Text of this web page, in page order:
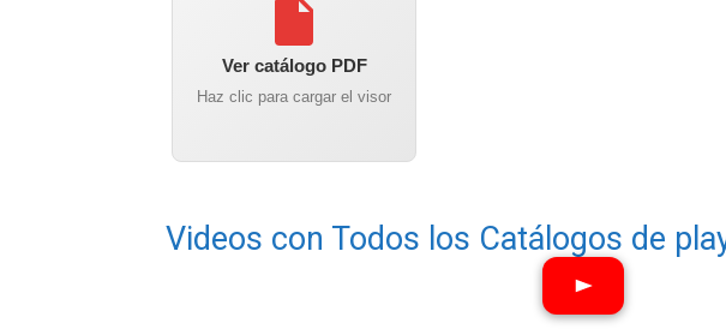
Ver catálogo PDF
Haz clic para cargar el visor
Videos con Todos los Catálogos de